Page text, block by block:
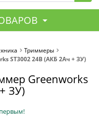
Триммеры
ST3002 24В (АКБ 2Ач + ЗУ)
Greenworks
ЗУ)